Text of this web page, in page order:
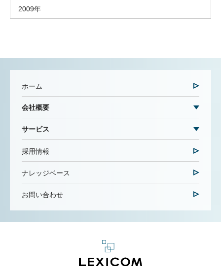
2009年
ホーム
会社概要
サービス
採用情報
ナレッジベース
お問い合わせ